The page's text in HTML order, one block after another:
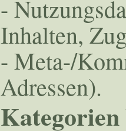
-
Inhalten,
- Meta-/
Adressen).
Kategorien